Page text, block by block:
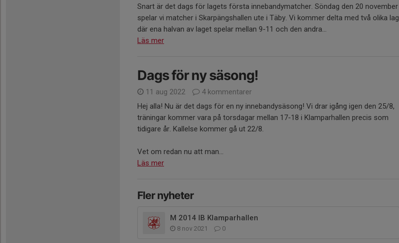
Snart är det dags för lagets första innebandymatcher. Söndag den 20 november
spelar vi matcher i Skarpängshallen ute i Täby. Vi kommer delta med två olika lag
där ena halvan av laget spelar mellan 9-11 och den andra...
Läs mer
Dags för ny säsong!
11 aug 2022
4 kommentarer
Hej alla! Nu är det dags för en ny innebandysäsong! Vi drar igång igen den 25/8,
träningar kommer vara på torsdagar mellan 17-18 i Klamparhallen precis som
tidigare år. Kallelse kommer gå ut 22/8.
Vet om redan nu att man...
Läs mer
Fler nyheter
M 2014 IB Klamparhallen
8 nov 2021 0